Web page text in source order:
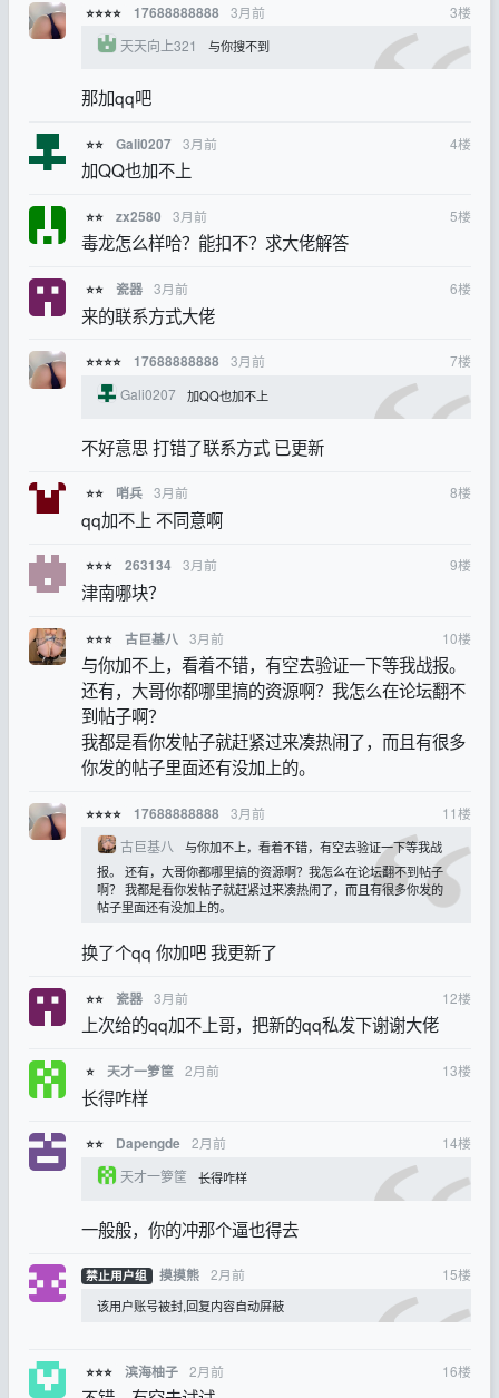
⭐⭐⭐⭐ 17688888888 3月前 3楼
天天向上321
与你搜不到
那加qq吧
⭐⭐ Gali0207 3月前 4楼
加QQ也加不上
⭐⭐ zx2580 3月前 5楼
毒龙怎么样哈？能扣不？求大佬解答
⭐⭐ 瓷器 3月前 6楼
来的联系方式大佬
⭐⭐⭐⭐ 17688888888 3月前 7楼
Gali0207
加QQ也加不上
不好意思 打错了联系方式 已更新
⭐⭐ 哨兵 3月前 8楼
qq加不上 不同意啊
⭐⭐⭐ 263134 3月前 9楼
津南哪块？
⭐⭐⭐ 古巨基八 3月前 10楼
与你加不上，看着不错，有空去验证一下等我战报。
还有，大哥你都哪里搞的资源啊？我怎么在论坛翻不
到帖子啊？
我都是看你发帖子就赶紧过来凑热闹了，而且有很多
你发的帖子里面还有没加上的。
⭐⭐⭐⭐ 17688888888 3月前 11楼
古巨基八
与你加不上，看着不错，有空去验证一下等我战
报。 还有，大哥你都哪里搞的资源啊？我怎么在论坛翻不到帖子
啊？ 我都是看你发帖子就赶紧过来凑热闹了，而且有很多你发的
帖子里面还有没加上的。
换了个qq 你加吧 我更新了
⭐⭐ 瓷器 3月前 12楼
上次给的qq加不上哥，把新的qq私发下谢谢大佬
⭐ 天才一箩筐 2月前 13楼
长得咋样
⭐⭐ Dapengde 2月前 14楼
天才一箩筐
长得咋样
一般般，你的冲那个逼也得去
禁止用户组 摸摸熊 2月前 15楼
该用户账号被封,回复内容自动屏蔽
⭐⭐⭐ 滨海柚子 2月前 16楼